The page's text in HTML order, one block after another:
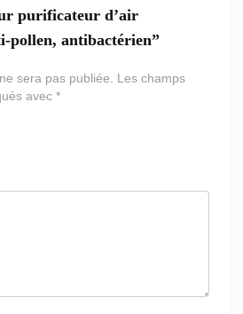
purificateur d’air
pollen, antibactérien”
sera pas publiée.
Les champs
avec *